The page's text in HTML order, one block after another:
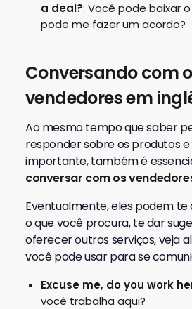
a deal?: Você pode baixar
pode me fazer um acordo?
Conversando com
vendedores em
Ao mesmo tempo que saber
responder sobre os produtos
importante, também é
conversar com os
Eventualmente, eles podem
o que você procura, te dar
oferecer outros serviços, veja
você pode usar para se
Excuse me, do you work
você trabalha aqui?